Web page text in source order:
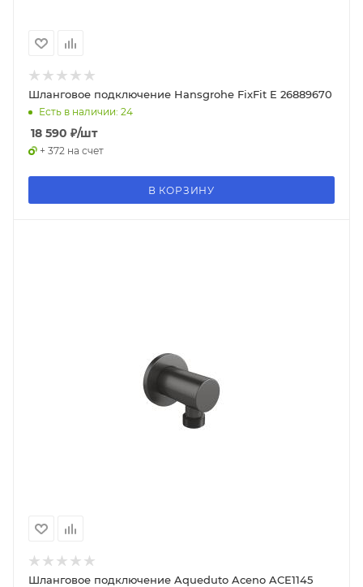
Шланговое подключение Hansgrohe FixFit E 26889670
Есть в наличии: 24
18 590 ₽/шт
+ 372 на счет
В КОРЗИНУ
Шланговое подключение Aqueduto Aceno ACE1145